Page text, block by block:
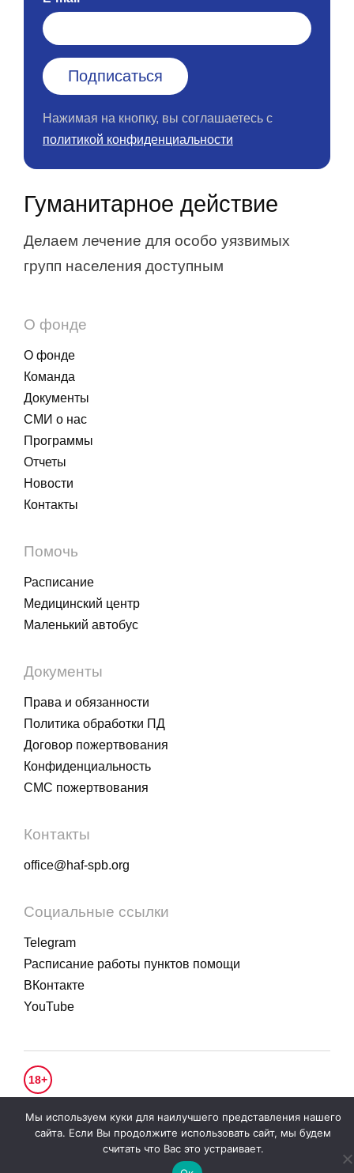
Нажимая на кнопку, вы соглашаетесь с
политикой конфиденциальности
Гуманитарное действие
Делаем лечение для особо уязвимых
групп населения доступным
О фонде
О фонде
Команда
Документы
СМИ о нас
Программы
Отчеты
Новости
Контакты
Помочь
Расписание
Медицинский центр
Маленький автобус
Документы
Права и обязанности
Политика обработки ПД
Договор пожертвования
Конфиденциальность
СМС пожертвования
Контакты
office@haf-spb.org
Социальные ссылки
Telegram
Расписание работы пунктов помощи
ВКонтакте
YouTube
18+
© 2020 - 2026.
Политика конфиденциальности
Мы используем куки для наилучшего представления нашего
сайта. Если Вы продолжите использовать сайт, мы будем
считать что Вас это устраивает.